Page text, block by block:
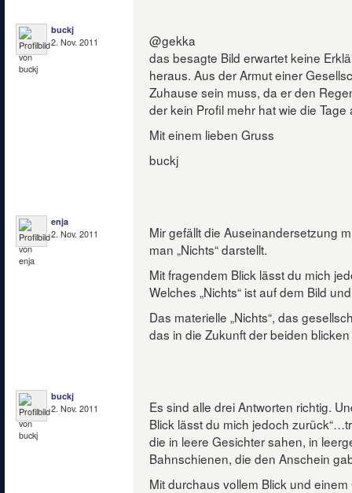
buckj
2. Nov. 2011
@gekka
das besagte Bild erwartet keine
heraus. Aus der Armut einer
Zuhause sein muss, da er den
der kein Profil mehr hat wie die
Mit einem lieben Gruss
buckj
enja
2. Nov. 2011
Mir gefällt die Auseinandersetzung
man „Nichts“ darstellt.
Mit fragendem Blick lässt du mich
Welches „Nichts“ ist auf dem Bild
Das materielle „Nichts“, das
das in die Zukunft der beiden
buckj
2. Nov. 2011
Es sind alle drei Antworten richtig.
Blick lässt du mich jedoch
die in leere Gesichter sahen, in
Bahnschienen, die den Anschein
Mit durchaus vollem Blick und einem